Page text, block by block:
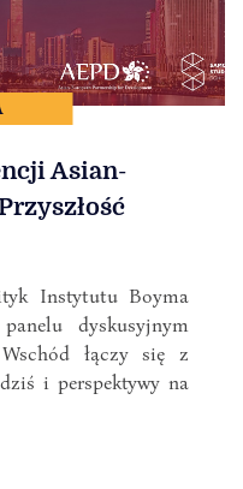
Asian-
Instytutu Boyma
dyskusyjnym
łączy się z
i perspektywy na